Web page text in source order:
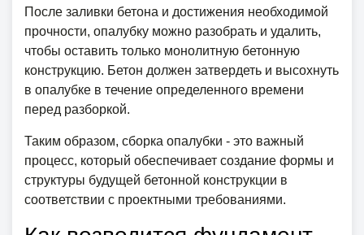
После заливки бетона и достижения необходимой
прочности, опалубку можно разобрать и удалить,
чтобы оставить только монолитную бетонную
конструкцию. Бетон должен затвердеть и высохнуть
в опалубке в течение определенного времени
перед разборкой.
Таким образом, сборка опалубки - это важный
процесс, который обеспечивает создание формы и
структуры будущей бетонной конструкции в
соответствии с проектными требованиями.